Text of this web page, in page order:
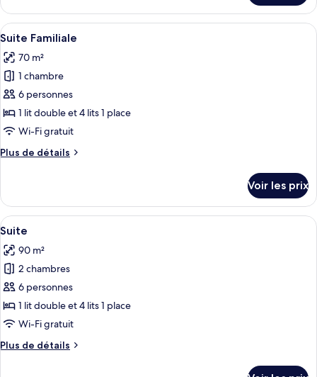
le
type
de
Suite
Supérieure
Afficher
toutes
les
photos
pour
ce
type
chambre :
Un salon moderne avec une table à
5
Suite Familiale
70 m²
1 chambre
6 personnes
1 lit double et 4 lits 1 place
Wi-Fi gratuit
Plus de détails
Plus
le
type
de
Suite
Familiale
Voir les prix
Afficher
toutes
les
photos
pour
ce
type
chambre :
Un salon moderne avec un canapé
5
Suite
90 m²
2 chambres
6 personnes
1 lit double et 4 lits 1 place
Wi-Fi gratuit
Plus de détails
Plus